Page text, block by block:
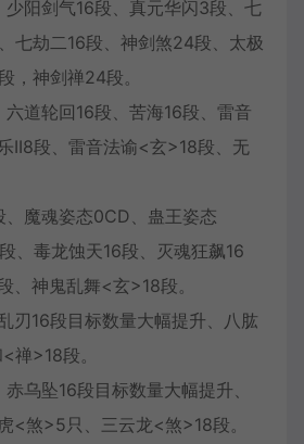
阳剑气16段、真元华闪3段、七
七劫二16段、神剑煞24段、太极
，神剑禅24段。
道轮回16段、苦海16段、雷音
II8段、雷音法谕<玄>18段、无
、魔魂姿态0CD、蛊王姿态
、毒龙蚀天16段、灭魂狂飙16
、神鬼乱舞<玄>18段。
刃16段目标数量大幅提升、八肱
禅>18段。
乌坠16段目标数量大幅提升、
<煞>5只、三云龙<煞>18段。